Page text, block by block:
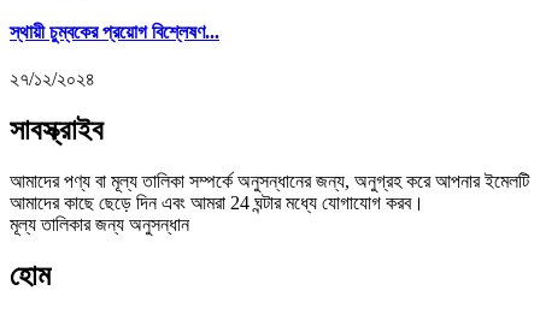
স্থায়ী চুম্বকের প্রয়োগ বিশ্লেষণ...
২৭/১২/২০২৪
সাবস্ক্রাইব
আমাদের পণ্য বা মূল্য তালিকা সম্পর্কে অনুসন্ধানের জন্য, অনুগ্রহ করে আপনার ইমেলটি
আমাদের কাছে ছেড়ে দিন এবং আমরা 24 ঘন্টার মধ্যে যোগাযোগ করব।
মূল্য তালিকার জন্য অনুসন্ধান
হোম